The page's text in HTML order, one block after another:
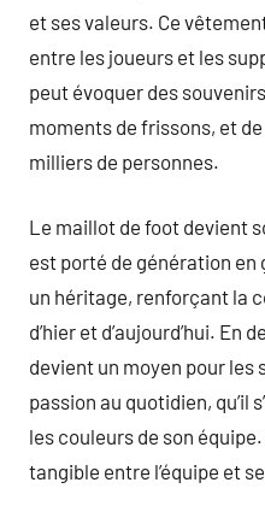
et ses valeurs. Ce
entre les joueurs et les
peut évoquer des
moments de frissons, et
milliers de personnes.
Le maillot de foot devient
est porté de génération
un héritage, renforçant la
d’hier et d’aujourd’hui. En
devient un moyen pour les
passion au quotidien, qu’il
les couleurs de son
tangible entre l’équipe et